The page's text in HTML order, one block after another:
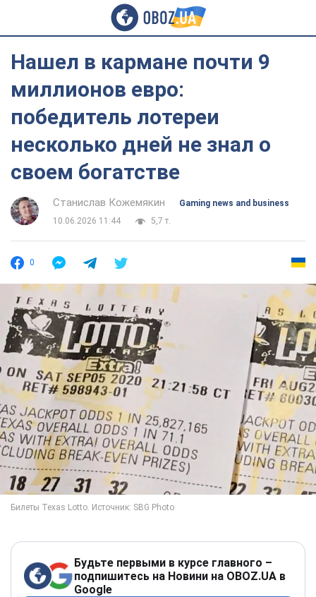
Нашел в кармане почти 9
миллионов евро:
победитель лотереи
несколько дней не знал о
своем богатстве
Станислав Кожемякин
Gaming news and business
10.06.2026 11:44
5,7 т.
0
Будьте первыми в курсе главного –
подпишитесь на Новини на OBOZ.UA в
Google